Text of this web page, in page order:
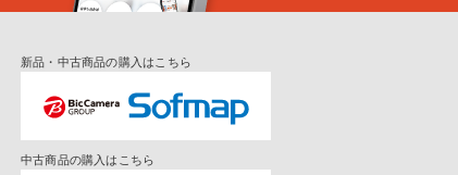
新品・中古商品の購入はこちら
中古商品の購入はこちら